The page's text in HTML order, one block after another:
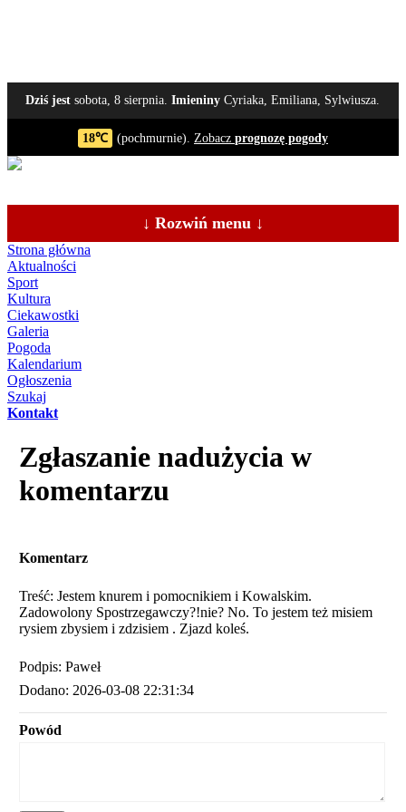
Dziś jest sobota, 8 sierpnia.Imieniny Cyriaka, Emiliana, Sylwiusza.
18℃ (pochmurnie). Zobacz prognozę pogody
↓ Rozwiń menu ↓
Strona główna
Aktualności
Sport
Kultura
Ciekawostki
Galeria
Pogoda
Kalendarium
Ogłoszenia
Szukaj
Kontakt
Zgłaszanie nadużycia w
komentarzu
Komentarz
Treść: Jestem knurem i pomocnikiem i Kowalskim.
Zadowolony Spostrzegawczy?!nie? No. To jestem też misiem
rysiem zbysiem i zdzisiem . Zjazd koleś.
Podpis: Paweł
Dodano: 2026-03-08 22:31:34
Powód